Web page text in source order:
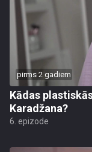
pirms 2 gadiem
Kādas
Karadžana?
6. epizode